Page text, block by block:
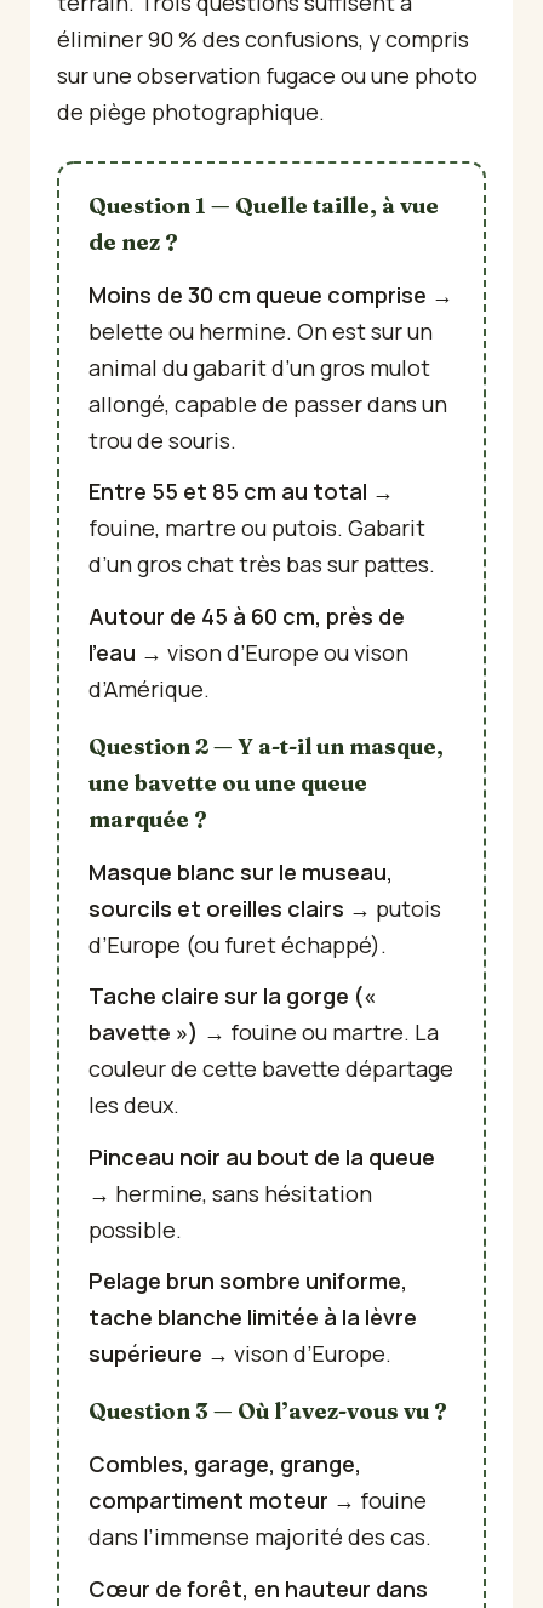
éliminer 90 % des confusions, y compris
sur une observation fugace ou une photo
de piège photographique.
Question 1 — Quelle taille, à vue
de nez ?
Moins de 30 cm queue comprise →
belette ou hermine. On est sur un
animal du gabarit d’un gros mulot
allongé, capable de passer dans un
trou de souris.
Entre 55 et 85 cm au total →
fouine, martre ou putois. Gabarit
d’un gros chat très bas sur pattes.
Autour de 45 à 60 cm, près de
l’eau → vison d’Europe ou vison
d’Amérique.
Question 2 — Y a-t-il un masque,
une bavette ou une queue
marquée ?
Masque blanc sur le museau,
sourcils et oreilles clairs → putois
d’Europe (ou furet échappé).
Tache claire sur la gorge («
bavette ») → fouine ou martre. La
couleur de cette bavette départage
les deux.
Pinceau noir au bout de la queue
→ hermine, sans hésitation
possible.
Pelage brun sombre uniforme,
tache blanche limitée à la lèvre
supérieure → vison d’Europe.
Question 3 — Où l’avez-vous vu ?
Combles, garage, grange,
compartiment moteur → fouine
dans l’immense majorité des cas.
Cœur de forêt, en hauteur dans